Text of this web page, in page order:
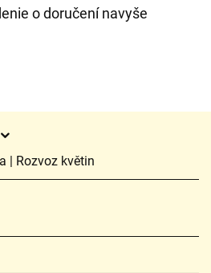
o doručení navyše
| Rozvoz květin